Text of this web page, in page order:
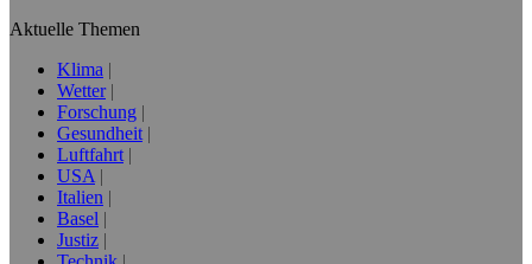
Aktuelle Themen
Klima
Wetter
Forschung
Gesundheit
Luftfahrt
USA
Italien
Basel
Justiz